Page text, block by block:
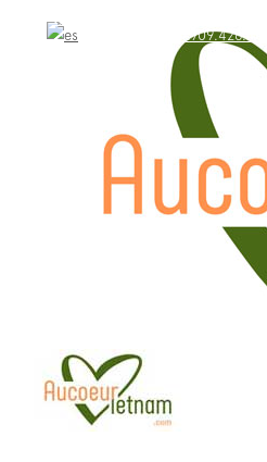
WhatsApp: +84.909.426.406
WhatsApp: +84.909.426.406